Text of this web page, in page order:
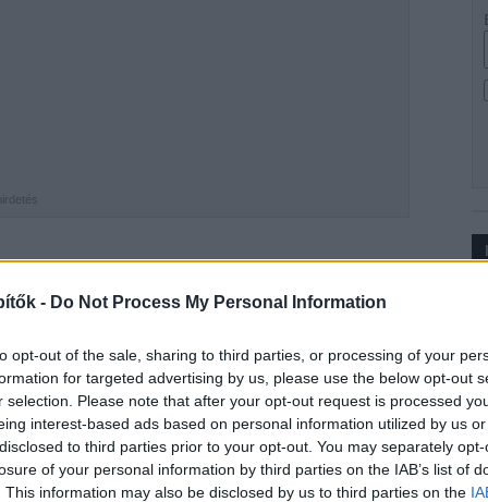
- Do Not Process My Personal Information
opt-out of the sale, sharing to third parties, or processing of your
for targeted advertising by us, please use the below opt-out
selection. Please note that after your opt-out request is processed
interest-based ads based on personal information utilized by us
to third parties prior to your opt-out. You may separately
of your personal information by third parties on the IAB’s list of
This information may also be disclosed by us to third parties on the
mint a világjárvány építőiparra gyakorolt
miniszterelnök egyik alapvető kijelentését
és a félelemvírus.” Minden ágazatot
a járványhelyzetre, és arról tudunk
meg az ágazatot, míg a koronavírusra felelős
lépnek fel a munkavédelem terén, a nyílt
javaslataikkal és helyzetjelentéseikkel az